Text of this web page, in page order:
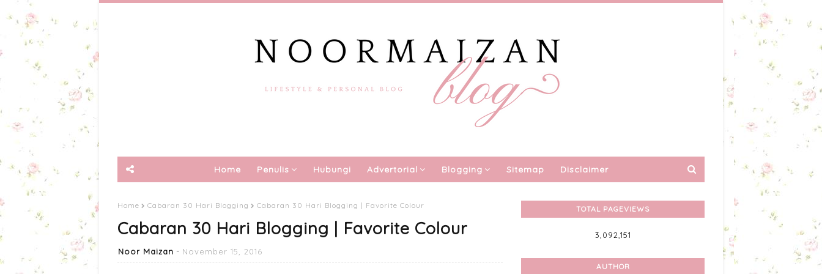
Home Penulis Hubungi Advertorial Blogging Sitemap Disclaimer
Home Cabaran 30 Hari Blogging Cabaran 30 Hari Blogging | Favorite Colour
Cabaran 30 Hari Blogging | Favorite Colour
Noor Maizan November 15, 2016
TOTAL PAGEVIEWS
3,092,151
AUTHOR